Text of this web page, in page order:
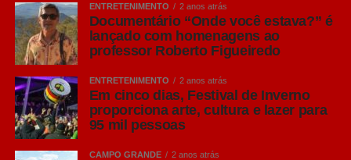
ENTRETENIMENTO 2 anos atrás
Documentário “Onde você estava?” é
lançado com homenagens ao
professor Roberto Figueiredo
ENTRETENIMENTO 2 anos atrás
Em cinco dias, Festival de Inverno
proporciona arte, cultura e lazer para
95 mil pessoas
CAMPO GRANDE 2 anos atrás